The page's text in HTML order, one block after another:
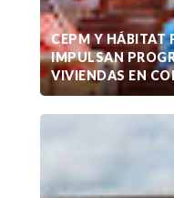
CEPM Y HÁBITAT
IMPULSAN
VIVIENDAS EN